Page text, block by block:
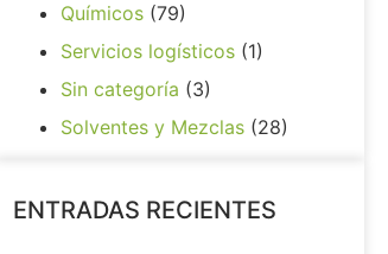
Químicos (79)
Servicios logísticos (1)
Sin categoría (3)
Solventes y Mezclas (28)
ENTRADAS RECIENTES